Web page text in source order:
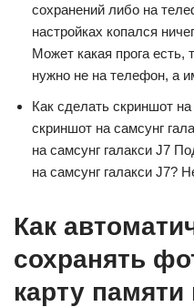
сохранений либо на
настройках копался
Может какая прога есть,
нужно не на телефон, а
Как сделать скриншот
скриншот на самсунг
на самсунг галакси J7
на самсунг галакси J7?
Как
сохранять
карту